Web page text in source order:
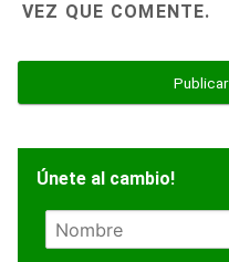
VEZ QUE COMENTE.
Únete al cambio!
N